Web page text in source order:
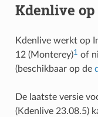
Kdenlive op
Kdenlive werkt op
12 (Monterey)1
of
(beschikbaar op de
De laatste versie
(Kdenlive 23.08.5)